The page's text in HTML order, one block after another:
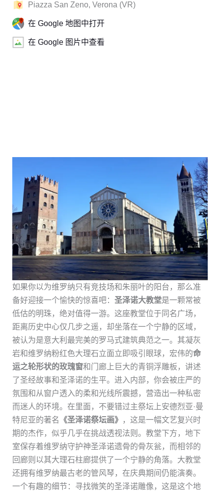
Piazza San Zeno, Verona (VR)
在 Google 地图中打开
在 Google 图片中查看
如果你以为维罗纳只有竞技场和朱丽叶的阳台，那么准
备好迎接一个愉快的惊喜吧： 圣泽诺大教堂是一颗常被
低估的明珠，绝对值得一游。这座教堂位于同名广场，
距离历史中心仅几步之遥，却坐落在一个宁静的区域，
被认为是意大利最完美的罗马式建筑典范之一。其凝灰
岩和维罗纳粉红色大理石立面立即吸引眼球，宏伟的命
运之轮形状的玫瑰窗和门廊上巨大的青铜浮雕板，讲述
了圣经故事和圣泽诺的生平。进入内部，你会被庄严的
氛围和从窗户透入的柔和光线所震撼，营造出一种私密
而迷人的环境。在里面，不要错过主祭坛上安德烈亚·曼
特尼亚的著名 《圣泽诺祭坛画》
，这是一幅文艺复兴时
期的杰作，似乎几乎在挑战透视法则。教堂下方，地下
室保存着维罗纳守护神圣泽诺遗骨的骨灰瓮，而相邻的
回廊则以其大理石柱廊提供了一个宁静的角落。大教堂
还拥有维罗纳最古老的管风琴，在庆典期间仍能演奏。
一个有趣的细节：寻找微笑的圣泽诺雕像，这是这个地